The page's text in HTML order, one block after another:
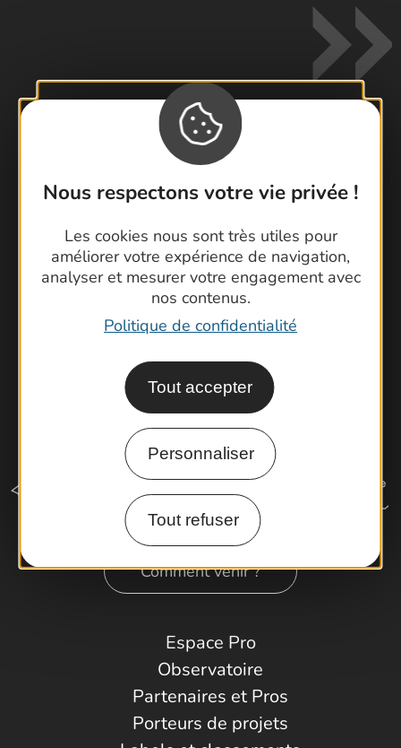
Nous respectons votre vie privée !
Les cookies nous sont très utiles pour
améliorer votre expérience de navigation,
analyser et mesurer votre engagement avec
nos contenus.
Politique de confidentialité
Tout accepter
Personnaliser
Tout refuser
Contactez-nous !
Foire aux questions
Cartoguides et Topoguides
Latitude Gard
Comment venir ?
Espace Pro
Observatoire
Partenaires et Pros
Porteurs de projets